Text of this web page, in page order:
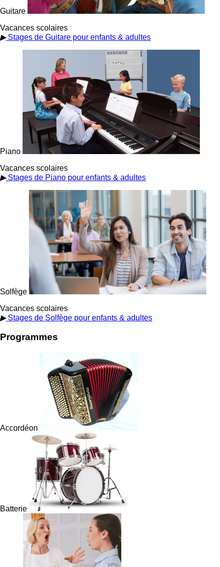
Guitare
Vacances scolaires
▶Stages de Guitare pour enfants & adultes
Piano
Vacances scolaires
▶Stages de Piano pour enfants & adultes
Solfège
Vacances scolaires
▶Stages de Solfège pour enfants & adultes
Programmes
Accordéon
Batterie